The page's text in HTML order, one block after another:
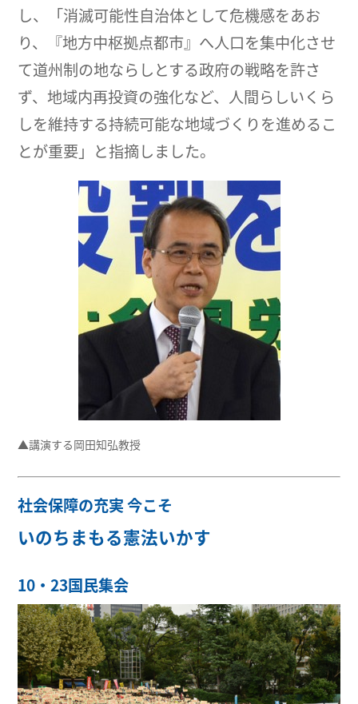
し、「消滅可能性自治体として危機感をあお
り、『地方中枢拠点都市』へ人口を集中化させ
て道州制の地ならしとする政府の戦略を許さ
ず、地域内再投資の強化など、人間らしいくら
しを維持する持続可能な地域づくりを進めるこ
とが重要」と指摘しました。
▲講演する岡田知弘教授
社会保障の充実 今こそ
いのちまもる憲法いかす
10・23国民集会